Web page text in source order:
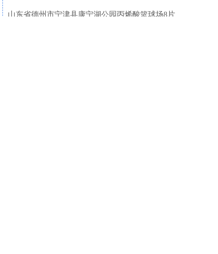
山东省德州市宁津县康宁湖公园丙烯酸篮球场8片